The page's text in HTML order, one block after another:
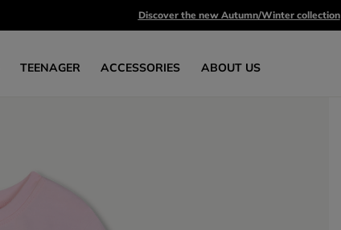
Discover the new Autumn/Winter collection
TEENAGER ACCESSORIES ABOUT US